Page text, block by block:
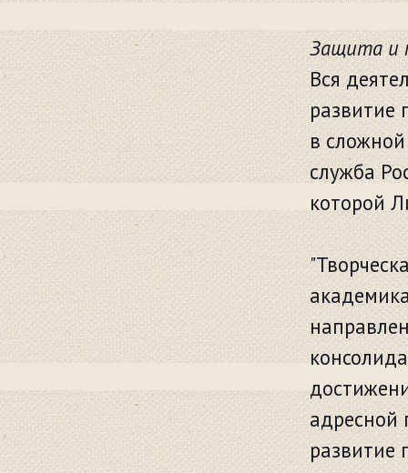
Защита и
Вся
развитие
в
служба
которой
адресной
развитие